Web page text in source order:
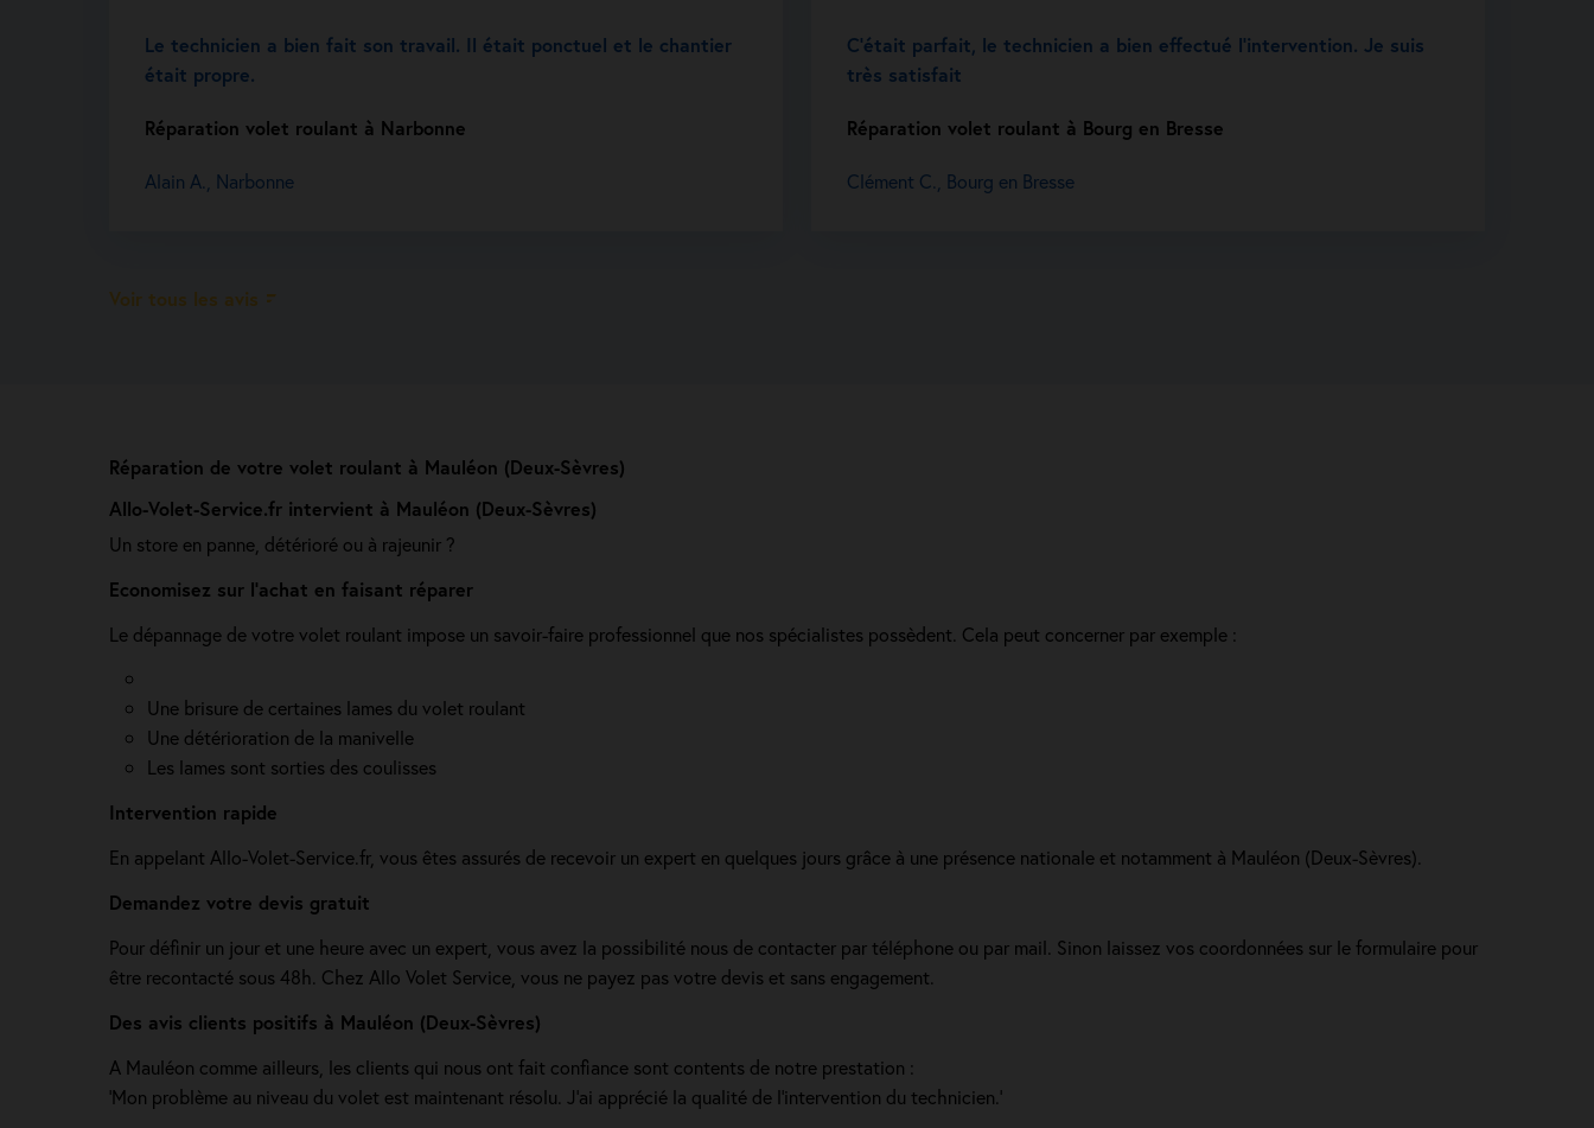
Réparation de votre volet roulant à Mauléon (Deux-Sèvres)
Allo-Volet-Service.fr intervient à Mauléon (Deux-Sèvres)
Un store en panne, détérioré ou à rajeunir ?
Economisez sur l'achat en faisant réparer
Le dépannage de votre volet roulant impose un savoir-faire professionnel que nos spécialistes possèdent. Cela peut concerner par exemple :
Une brisure de certaines lames du volet roulant
Une détérioration de la manivelle
Les lames sont sorties des coulisses
Intervention rapide
En appelant Allo-Volet-Service.fr, vous êtes assurés de recevoir un expert en quelques jours grâce à une présence nationale et notamment à Mauléon (Deux-Sèvres).
Demandez votre devis gratuit
Pour définir un jour et une heure avec un expert, vous avez la possibilité nous de contacter par téléphone ou par mail. Sinon laissez vos coordonnées sur le formulaire pour
être recontacté sous 48h. Chez Allo Volet Service, vous ne payez pas votre devis et sans engagement.
Des avis clients positifs à Mauléon (Deux-Sèvres)
A Mauléon comme ailleurs, les clients qui nous ont fait confiance sont contents de notre prestation :
'Mon problème au niveau du volet est maintenant résolu. J’ai apprécié la qualité de l’intervention du technicien.'
Le technicien a bien fait son travail. Il était ponctuel et le chantier
était propre.
Réparation volet roulant à Narbonne
Alain A., Narbonne
C’était parfait, le technicien a bien effectué l’intervention. Je suis
très satisfait
Réparation volet roulant à Bourg en Bresse
Clément C., Bourg en Bresse
Voir tous les avis